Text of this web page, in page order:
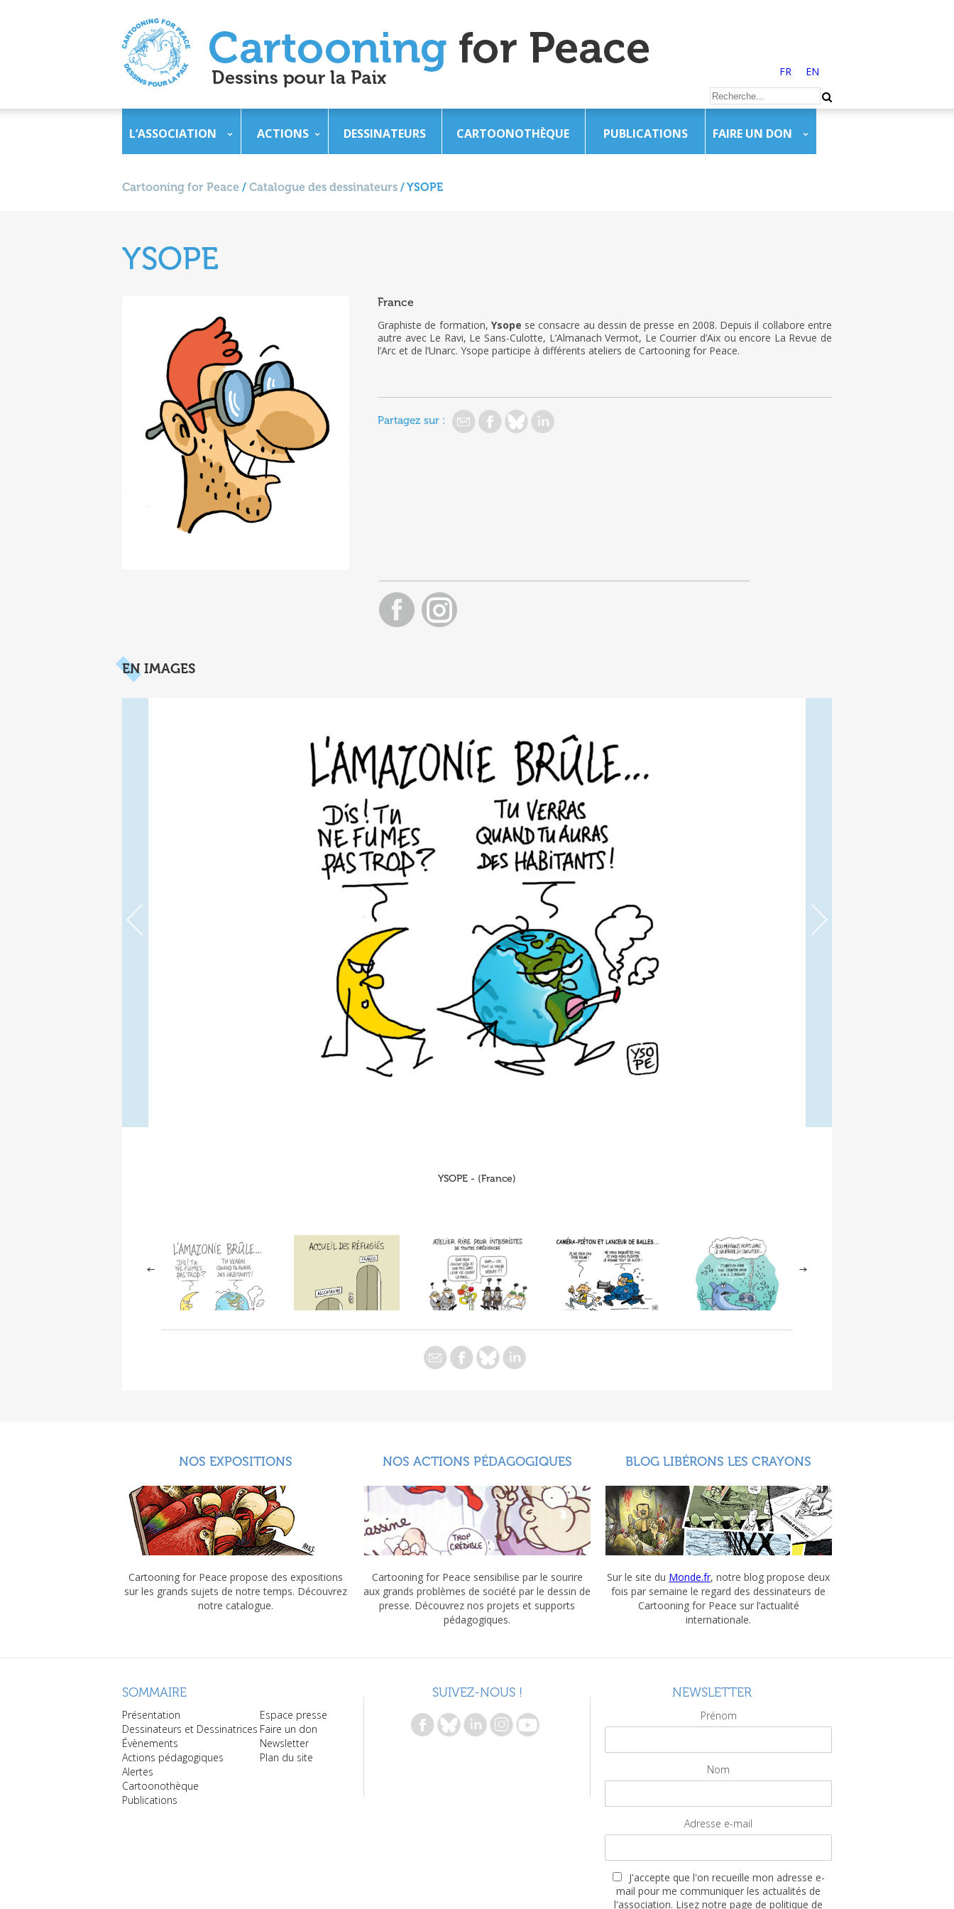
FR EN
L’ASSOCIATION ACTIONS DESSINATEURS CARTOONOTHÈQUE PUBLICATIONS FAIRE UN DON
Cartooning for Peace / Catalogue des dessinateurs /YSOPE
YSOPE
France
Graphiste de formation, Ysope se consacre au dessin de presse en 2008. Depuis il collabore entre
autre avec Le Ravi, Le Sans-Culotte, L’Almanach Vermot, Le Courrier d’Aix ou encore La Revue de
l’Arc et de l’Unarc. Ysope participe à différents ateliers de Cartooning for Peace.
Partagez sur :
EN IMAGES
YSOPE - (France)
NOS EXPOSITIONS
Cartooning for Peace propose des expositions
sur les grands sujets de notre temps. Découvrez
notre catalogue.
NOS ACTIONS PÉDAGOGIQUES
Cartooning for Peace sensibilise par le sourire
aux grands problèmes de société par le dessin de
presse. Découvrez nos projets et supports
pédagogiques.
BLOG LIBÉRONS LES CRAYONS
Sur le site du Monde.fr, notre blog propose deux
fois par semaine le regard des dessinateurs de
Cartooning for Peace sur l’actualité
internationale.
SOMMAIRE
Présentation
Dessinateurs et Dessinatrices
Évènements
Actions pédagogiques
Alertes
Cartoonothèque
Publications
Espace presse
Faire un don
Newsletter
Plan du site
SUIVEZ-NOUS ! NEWSLETTER
Prénom
Nom
Adresse e-mail
J'accepte que l'on recueille mon adresse e-
mail pour me communiquer les actualités de
l'association. Lisez notre page de politique de